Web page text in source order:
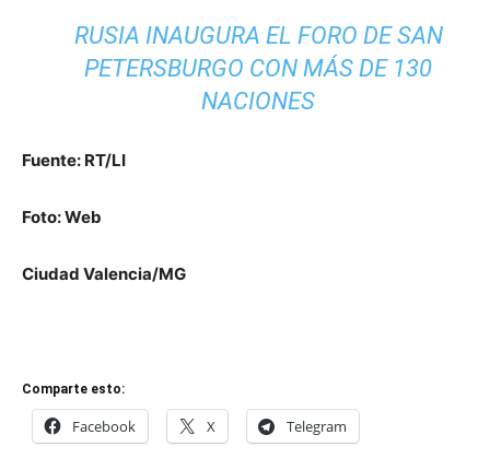
RUSIA INAUGURA EL FORO DE SAN
PETERSBURGO CON MÁS DE 130
NACIONES
Fuente: RT/LI
Foto: Web
Ciudad Valencia/MG
Comparte esto:
Facebook X Telegram